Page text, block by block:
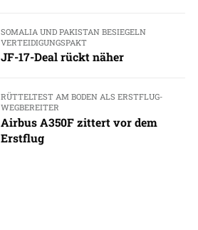
SOMALIA UND PAKISTAN BESIEGELN
VERTEIDIGUNGSPAKT
JF-17-Deal rückt näher
RÜTTELTEST AM BODEN ALS ERSTFLUG-
WEGBEREITER
Airbus A350F zittert vor dem
Erstflug